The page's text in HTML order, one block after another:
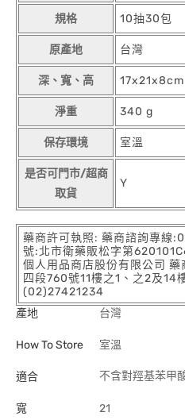
規格 10抽30包
原產地 台灣
深、寬、高 17x21x8cm
淨重 340 g
保存環境 室溫
是否可門市/超商
取貨
Y
藥商許可執照: 藥商諮詢專線
號:北市衛藥販松字第
個人用品商店股份有限公司
四段760號11樓之1、之2及14
(02)27421234
產地
台灣
How To Store 室溫
適合 不含對羥基苯甲
寬 21